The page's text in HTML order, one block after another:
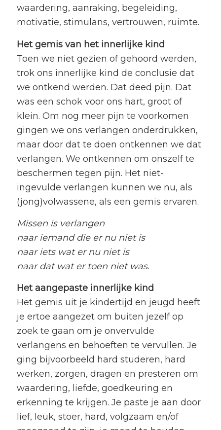
waardering, aanraking, begeleiding,
motivatie, stimulans, vertrouwen, ruimte.
Het gemis van het innerlijke kind
Toen we niet gezien of gehoord werden,
trok ons innerlijke kind de conclusie dat
we ontkend werden. Dat deed pijn. Dat
was een schok voor ons hart, groot of
klein. Om nog meer pijn te voorkomen
gingen we ons verlangen onderdrukken,
maar door dat te doen ontkennen we dat
verlangen. We ontkennen om onszelf te
beschermen tegen pijn. Het niet-
ingevulde verlangen kunnen we nu, als
(jong)volwassene, als een gemis ervaren.
Missen is verlangen
naar iemand die er nu niet is
naar iets wat er nu niet is
naar dat wat er toen niet was.
Het aangepaste innerlijke kind
Het gemis uit je kindertijd en jeugd heeft
je ertoe aangezet om buiten jezelf op
zoek te gaan om je onvervulde
verlangens en behoeften te vervullen. Je
ging bijvoorbeeld hard studeren, hard
werken, zorgen, dragen en presteren om
waardering, liefde, goedkeuring en
erkenning te krijgen. Je paste je aan door
lief, leuk, stoer, hard, volgzaam en/of